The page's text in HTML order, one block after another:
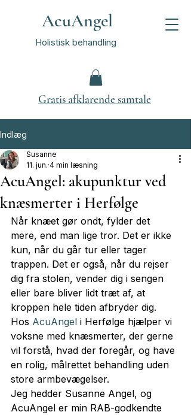
AcuAngel
Holistisk behandling
Gratis afklarende samtale
Indlæg
AcuAngel: akupunktur ved
knæsmerter i Herfølge
Susanne
11. jun. 4 min læsning
Når knæet gør ondt, fylder det
mere, end man lige tror. Det er ikke
kun, når du går tur eller tager
trappen. Det er også, når du rejser
dig fra stolen, vender dig i sengen
eller bare bliver lidt træt af, at
kroppen hele tiden afbryder dig.
Hos AcuAngel i Herfølge hjælper vi
voksne med knæsmerter, der gerne
vil forstå, hvad der foregår, og have
en rolig, målrettet behandling uden
store armbevægelser.
Jeg hedder Susanne Angel, og
AcuAngel er min RAB-godkendte